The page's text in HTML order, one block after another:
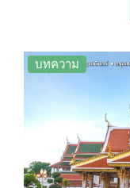
ภายในวัดยังเต็
บทความ